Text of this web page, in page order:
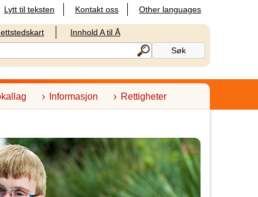
Lytt til teksten Kontakt oss Other languages
Innhold A til Å
Informasjon Rettigheter